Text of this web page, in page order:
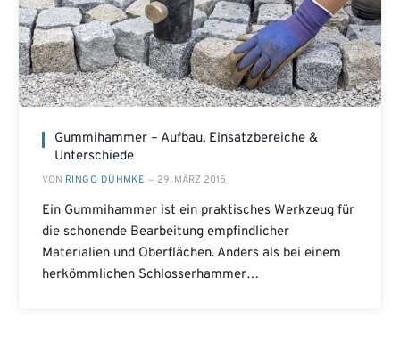
Gummihammer – Aufbau, Einsatzbereiche &
Unterschiede
VON RINGO DÜHMKE 29. MÄRZ 2015
Ein Gummihammer ist ein praktisches Werkzeug für
die schonende Bearbeitung empfindlicher
Materialien und Oberflächen. Anders als bei einem
herkömmlichen Schlosserhammer…